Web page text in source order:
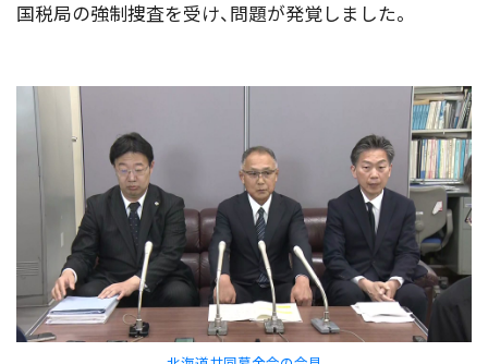
国税局の強制捜査を受け、問題が発覚しました。